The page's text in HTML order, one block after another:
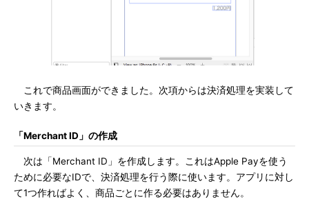
これで商品画面ができました。次項からは決済処理を実装して
いきます。
「Merchant ID」の作成
次は「Merchant ID」を作成します。これはApple Payを使う
ために必要なIDで、決済処理を行う際に使います。アプリに対し
て1つ作ればよく、商品ごとに作る必要はありません。